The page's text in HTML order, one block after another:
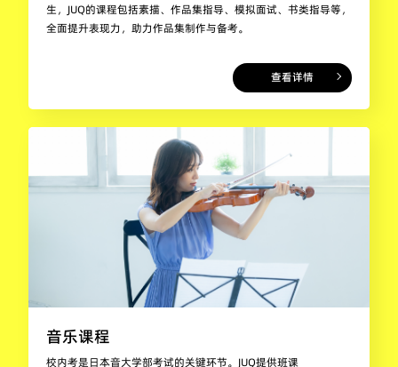
生，JUQ的课程包括素描、作品集指导、模拟面试、书类指导等，
全面提升表现力，助力作品集制作与备考。
查看详情
音乐课程
校内考是日本音大学部考试的关键环节。JUQ提供班课